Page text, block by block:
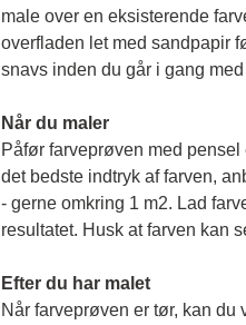
male over en eksisterende
overfladen let med sandpapir
snavs inden du går i gang
Når du maler
Påfør farveprøven med
det bedste indtryk af farven,
- gerne omkring 1 m2. Lad
resultatet. Husk at farven kan
Efter du har malet
Når farveprøven er tør, kan